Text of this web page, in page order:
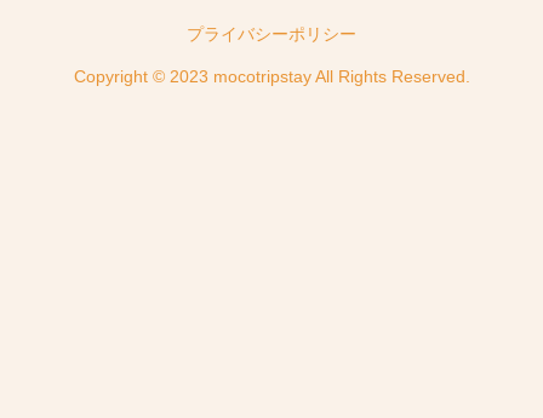
プライバシーポリシー
Copyright © 2023 mocotripstay All Rights Reserved.